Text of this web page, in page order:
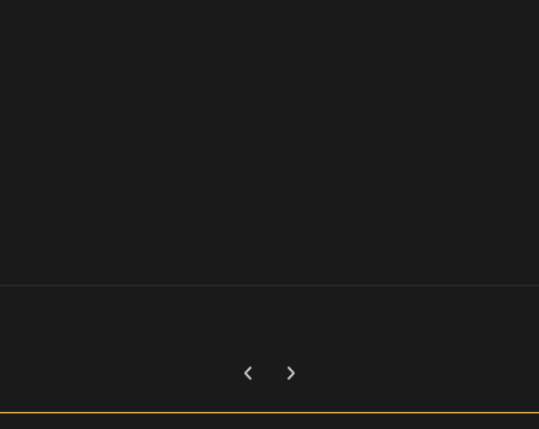
Previous carousel slide
Next carousel slide